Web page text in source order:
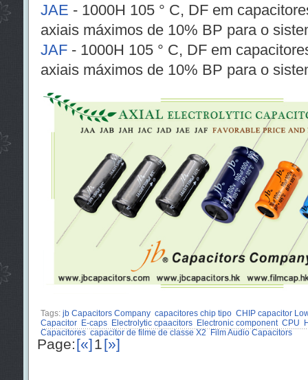
JAE - 1000H 105 ° C, DF em
axiais máximos de 10% BP para o
JAF- 1000H 105 ° C, DF em
axiais máximos de 10% BP para o
Tags: jb Capacitors Company capacitores chip tipo CHIP capacitor
Capacitor
E-caps Electrolytic cpaacitors Electronic component CPU
Capacitores capacitor de filme de classe X2 Film Audio Capacitors
Page:[«]1[»]